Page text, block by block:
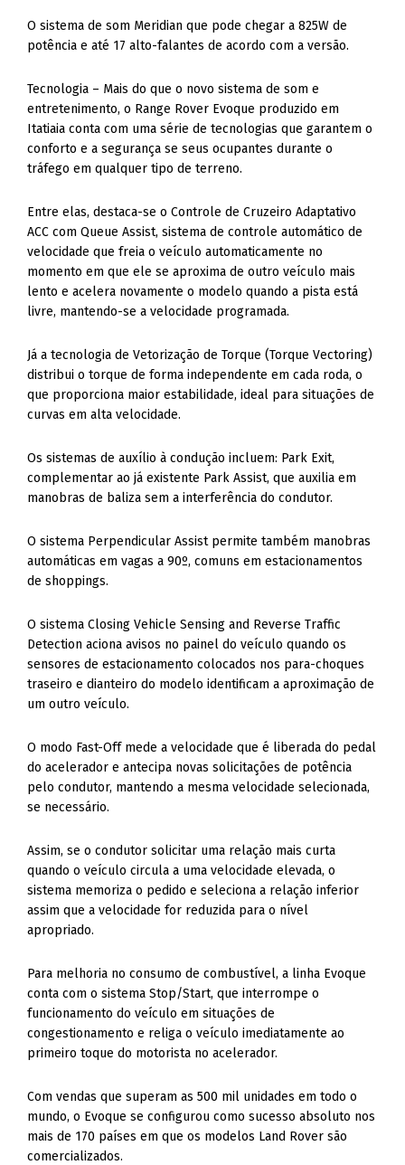
O sistema de som Meridian que pode chegar a 825W de
potência e até 17 alto-falantes de acordo com a versão.
Tecnologia – Mais do que o novo sistema de som e
entretenimento, o Range Rover Evoque produzido em
Itatiaia conta com uma série de tecnologias que garantem o
conforto e a segurança se seus ocupantes durante o
tráfego em qualquer tipo de terreno.
Entre elas, destaca-se o Controle de Cruzeiro Adaptativo
ACC com Queue Assist, sistema de controle automático de
velocidade que freia o veículo automaticamente no
momento em que ele se aproxima de outro veículo mais
lento e acelera novamente o modelo quando a pista está
livre, mantendo-se a velocidade programada.
Já a tecnologia de Vetorização de Torque (Torque Vectoring)
distribui o torque de forma independente em cada roda, o
que proporciona maior estabilidade, ideal para situações de
curvas em alta velocidade.
Os sistemas de auxílio à condução incluem: Park Exit,
complementar ao já existente Park Assist, que auxilia em
manobras de baliza sem a interferência do condutor.
O sistema Perpendicular Assist permite também manobras
automáticas em vagas a 90º, comuns em estacionamentos
de shoppings.
O sistema Closing Vehicle Sensing and Reverse Traffic
Detection aciona avisos no painel do veículo quando os
sensores de estacionamento colocados nos para-choques
traseiro e dianteiro do modelo identificam a aproximação de
um outro veículo.
O modo Fast-Off mede a velocidade que é liberada do pedal
do acelerador e antecipa novas solicitações de potência
pelo condutor, mantendo a mesma velocidade selecionada,
se necessário.
Assim, se o condutor solicitar uma relação mais curta
quando o veículo circula a uma velocidade elevada, o
sistema memoriza o pedido e seleciona a relação inferior
assim que a velocidade for reduzida para o nível
apropriado.
Para melhoria no consumo de combustível, a linha Evoque
conta com o sistema Stop/Start, que interrompe o
funcionamento do veículo em situações de
congestionamento e religa o veículo imediatamente ao
primeiro toque do motorista no acelerador.
Com vendas que superam as 500 mil unidades em todo o
mundo, o Evoque se configurou como sucesso absoluto nos
mais de 170 países em que os modelos Land Rover são
comercializados.